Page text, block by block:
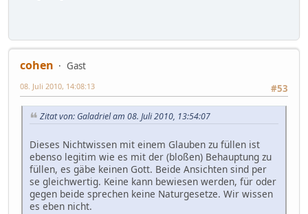
cohen
Gast
#53
08. Juli 2010, 14:08:13
Zitat von: Galadriel am 08. Juli 2010, 13:54:07
Dieses Nichtwissen mit einem Glauben zu füllen ist
ebenso legitim wie es mit der (bloßen) Behauptung zu
füllen, es gäbe keinen Gott. Beide Ansichten sind per
se gleichwertig. Keine kann bewiesen werden, für oder
gegen beide sprechen keine Naturgesetze. Wir wissen
es eben nicht.